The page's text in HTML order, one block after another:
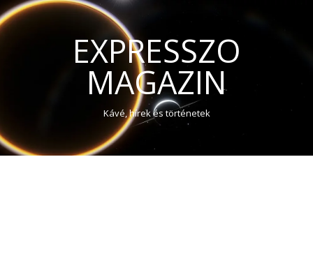
EXPRESSZO
MAGAZIN
Kávé, hírek és történetek